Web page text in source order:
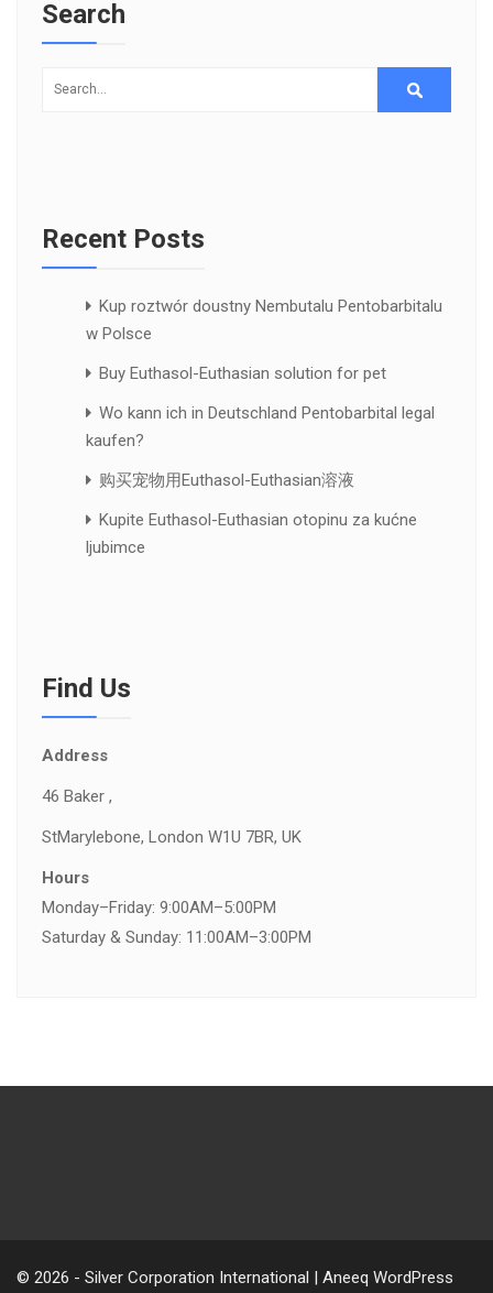
Search
Recent Posts
Kup roztwór doustny Nembutalu Pentobarbitalu
w Polsce
Buy Euthasol-Euthasian solution for pet
Wo kann ich in Deutschland Pentobarbital legal
kaufen?
购买宠物用Euthasol-Euthasian溶液
Kupite Euthasol-Euthasian otopinu za kućne
ljubimce
Find Us
Address
46 Baker ,
StMarylebone, London W1U 7BR, UK
Hours
Monday–Friday: 9:00AM–5:00PM
Saturday & Sunday: 11:00AM–3:00PM
© 2026 - Silver Corporation International | Aneeq WordPress